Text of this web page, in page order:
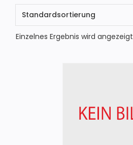
Einzelnes Ergebnis wird angezeigt